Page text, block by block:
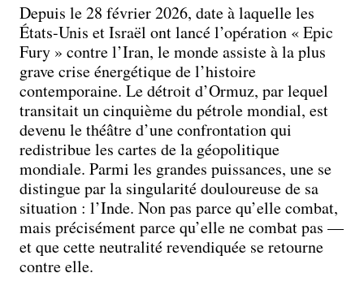
Depuis le 28 février 2026, date à laquelle les
États-Unis et Israël ont lancé l’opération « Epic
Fury » contre l’Iran, le monde assiste à la plus
grave crise énergétique de l’histoire
contemporaine. Le détroit d’Ormuz, par lequel
transitait un cinquième du pétrole mondial, est
devenu le théâtre d’une confrontation qui
redistribue les cartes de la géopolitique
mondiale. Parmi les grandes puissances, une se
distingue par la singularité douloureuse de sa
situation : l’Inde. Non pas parce qu’elle combat,
mais précisément parce qu’elle ne combat pas —
et que cette neutralité revendiquée se retourne
contre elle.